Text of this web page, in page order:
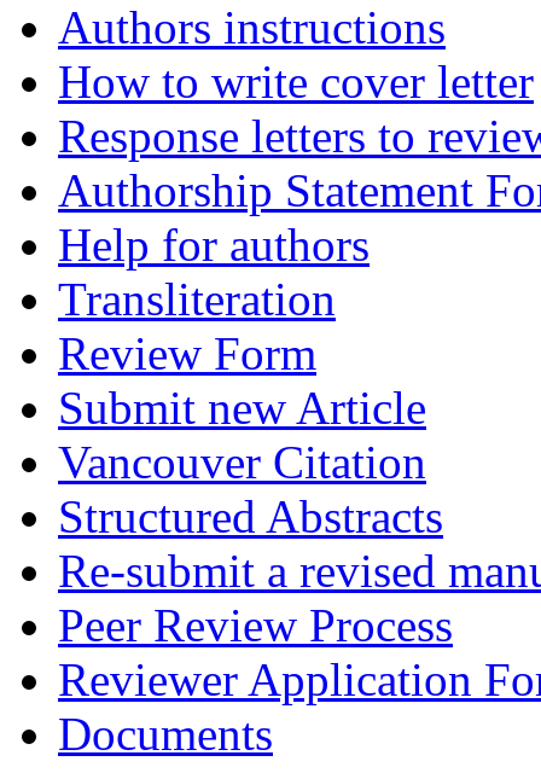
Authors instructions
How to write cover letter
Response letters to
Authorship Statement
Help for authors
Transliteration
Review Form
Submit new Article
Vancouver Citation
Structured Abstracts
Re-submit a revised
Peer Review Process
Reviewer Application
Documents